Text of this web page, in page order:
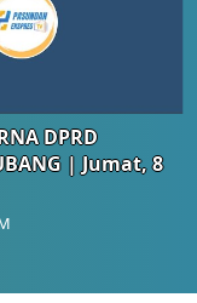
DPRD
| Jumat, 8